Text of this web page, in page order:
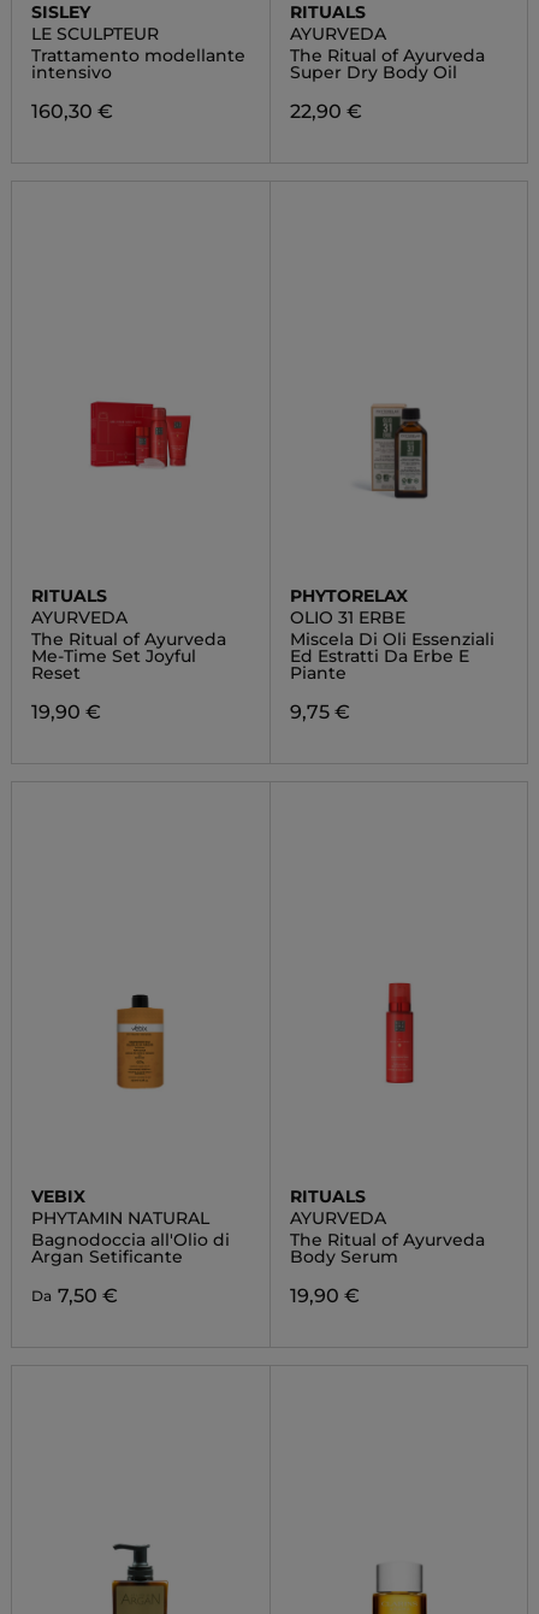
SISLEY
LE SCULPTEUR
Trattamento modellante
intensivo
160,30 €
RITUALS
AYURVEDA
The Ritual of Ayurveda
Super Dry Body Oil
22,90 €
RITUALS
AYURVEDA
The Ritual of Ayurveda
Me-Time Set Joyful
Reset
19,90 €
PHYTORELAX
OLIO 31 ERBE
Miscela Di Oli Essenziali
Ed Estratti Da Erbe E
Piante
9,75 €
VEBIX
PHYTAMIN NATURAL
Bagnodoccia all'Olio di
Argan Setificante
Da 7,50 €
RITUALS
AYURVEDA
The Ritual of Ayurveda
Body Serum
19,90 €